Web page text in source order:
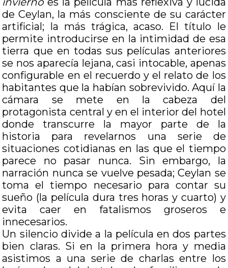
de Ceylan, la más consciente de su carácter
artificial; la más trágica, acaso. El título le
permite introducirse en la intimidad de esa
tierra que en todas sus películas anteriores
se nos aparecía lejana, casi intocable, apenas
configurable en el recuerdo y el relato de los
habitantes que la habían sobrevivido. Aquí la
cámara se mete en la cabeza del
protagonista central y en el interior del hotel
donde transcurre la mayor parte de la
historia para revelarnos una serie de
situaciones cotidianas en las que el tiempo
parece no pasar nunca. Sin embargo, la
narración nunca se vuelve pesada; Ceylan se
toma el tiempo necesario para contar su
sueño (la película dura tres horas y cuarto) y
evita caer en fatalismos groseros e
innecesarios.
Un silencio divide a la película en dos partes
bien claras. Si en la primera hora y media
asistimos a una serie de charlas entre los